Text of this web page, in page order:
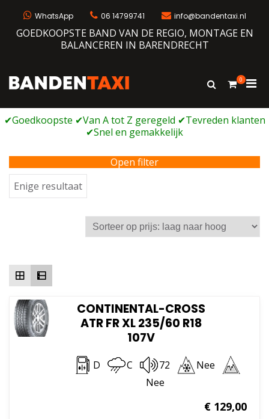
WhatsApp 06 14799741 info@bandentaxi.nl
GOEDKOOPSTE BAND VAN DE REGIO, MONTAGE EN
BALANCEREN IN BARENDRECHT
Bandengarage met eigen webshop
Toon
0
voor
Open filter
Enige resultaat
CONTINENTAL-CROSS
ATR FR XL 235/60 R18
107V
D C 72
Nee
Nee
€129,00